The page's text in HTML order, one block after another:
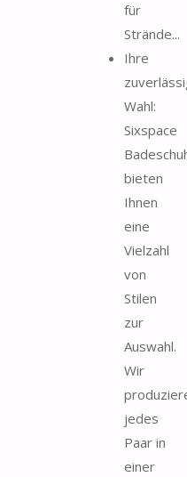
für
Strände...
Ihre
Wahl:
Sixspace
bieten
Ihnen
eine
Vielzahl
von
Stilen
zur
Auswahl.
Wir
jedes
Paar in
einer